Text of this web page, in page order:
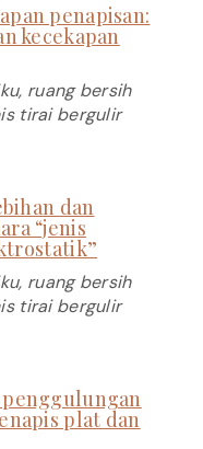
penapisan:
kecekapan
ruang bersih
tirai bergulir
dan
“jenis
ruang bersih
tirai bergulir
plat dan